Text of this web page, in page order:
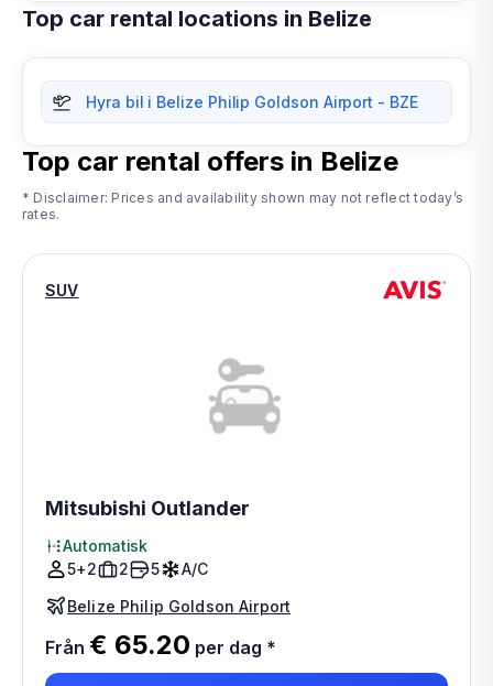
Top car rental locations in Belize
Hyra bil i Belize Philip Goldson Airport - BZE
Top car rental offers in Belize
* Disclaimer: Prices and availability shown may not reflect today’s
rates.
SUV
Mitsubishi Outlander
Automatisk
5+2
2 5
A/C
Belize Philip Goldson Airport
Från € 65.20 per dag *